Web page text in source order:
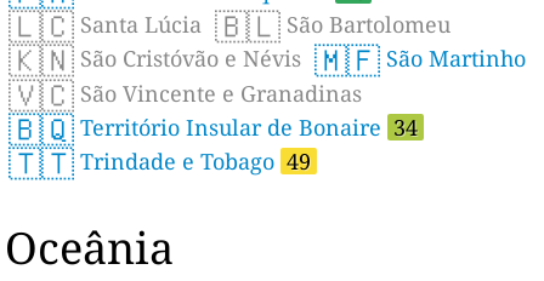
🇱🇨 Santa Lúcia 🇧🇱 São Bartolomeu
🇰🇳 São Cristóvão e Névis 🇲🇫 São Martinho
🇻🇨 São Vincente e Granadinas
🇧🇶 Território Insular de Bonaire 34
🇹🇹 Trindade e Tobago 49
Oceânia